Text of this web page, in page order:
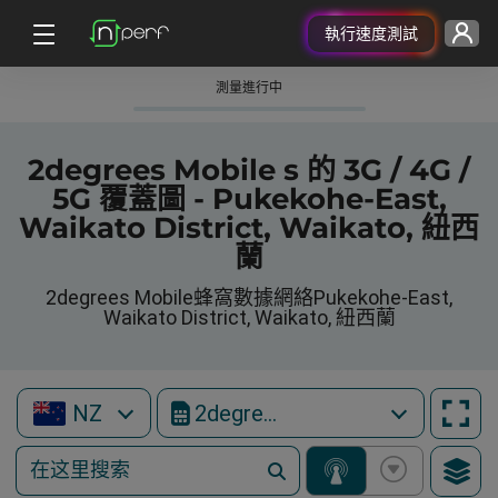
執行速度測試
測量進行中
2degrees Mobile s 的 3G / 4G /
5G 覆蓋圖 - Pukekohe-East,
Waikato District, Waikato, 紐西
蘭
2degrees Mobile蜂窩數據網絡Pukekohe-East,
Waikato District, Waikato, 紐西蘭
NZ 2degrees Mobile